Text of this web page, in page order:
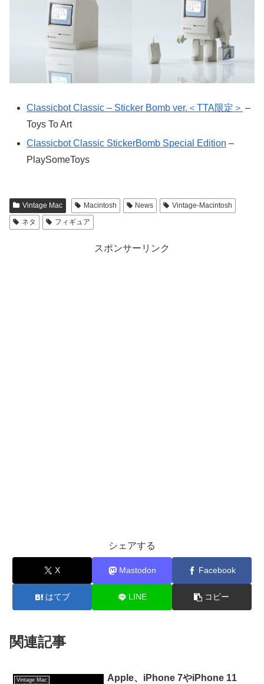
Classicbot Classic – Sticker Bomb ver.＜TTA限定＞ –
Toys To Art
Classicbot Classic StickerBomb Special Edition –
PlaySomeToys
Vintage Mac Macintosh News
Vintage-Macintosh
ネタ
フィギュア
スポンサーリンク
シェアする
X Mastodon Facebook
はてブ LINE コピー
関連記事
Vintage Mac
Apple、iPhone 7やiPhone 11